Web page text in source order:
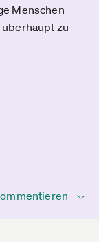
Menschen
zu